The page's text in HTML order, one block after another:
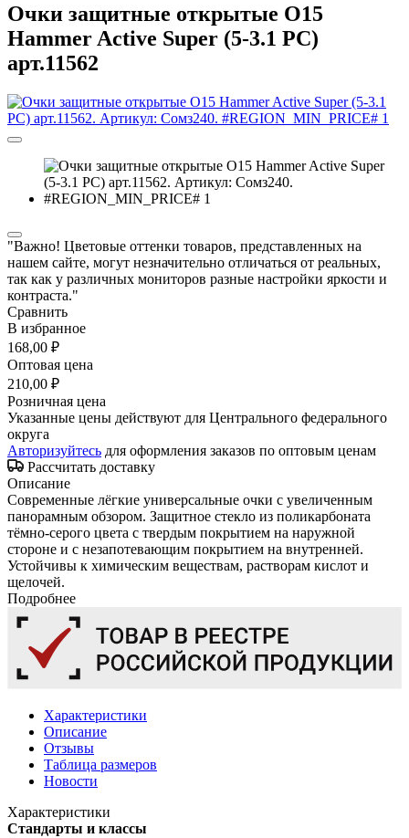
Очки защитные открытые О15
Hammer Active Super (5-3.1 PC)
арт.11562
"Важно! Цветовые оттенки товаров, представленных на
нашем сайте, могут незначительно отличаться от реальных,
так как у различных мониторов разные настройки яркости и
контраста."
Сравнить
В избранное
168,00 ₽
Оптовая цена
210,00 ₽
Розничная цена
Указанные цены действуют для Центрального федерального
округа
Авторизуйтесь для оформления заказов по оптовым ценам
Рассчитать доставку
Описание
Современные лёгкие универсальные очки с увеличенным
панорамным обзором. Защитное стекло из поликарбоната
тёмно-серого цвета с твердым покрытием на наружной
стороне и с незапотевающим покрытием на внутренней.
Устойчивы к химическим веществам, растворам кислот и
щелочей.
Подробнее
Характеристики
Описание
Отзывы
Таблица размеров
Новости
Характеристики
Стандарты и классы